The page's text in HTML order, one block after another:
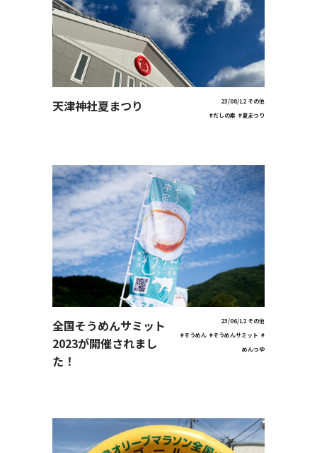
天津神社夏まつり 23/08/12 その他
#だしの素 #夏まつり
全国そうめんサミット
2023が開催されまし
た！
23/06/12 その他
#そうめん #そうめんサミット #
めんつゆ